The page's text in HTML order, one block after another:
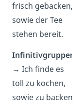
frisch gebacken,
sowie der Tee
stehen bereit.
Infinitivgruppen
→ Ich finde es
toll zu kochen,
sowie zu backen.